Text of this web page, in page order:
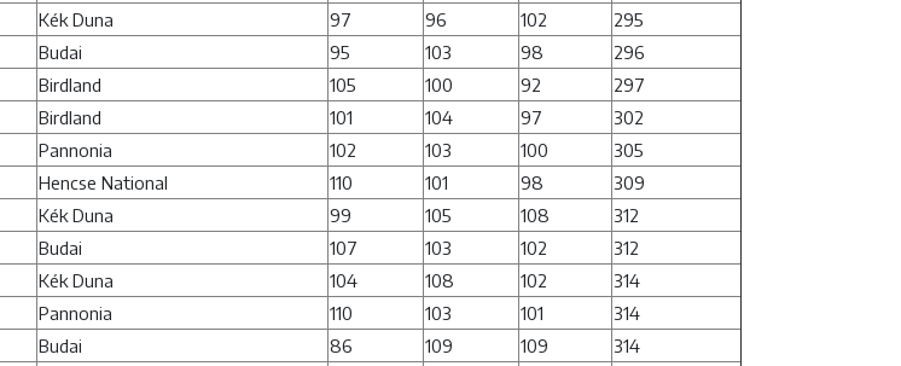
Kék Duna 97 96 102
295
Budai 95 103 98
296
Birdland 105 100 92
297
Birdland 101 104 97
302
Pannonia 102 103 100
305
Hencse National 110 101 98
309
Kék Duna 99 105 108
312
Budai 107 103 102
312
Kék Duna 104 108 102
314
Pannonia 110 103 101
314
Budai 86 109 109
314